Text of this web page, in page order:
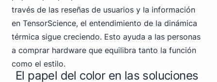
través de las reseñas de usuarios y la información
en TensorScience, el entendimiento de la dinámica
térmica sigue creciendo. Esto ayuda a las personas
a comprar hardware que equilibra tanto la función
como el estilo.
El papel del color en las soluciones